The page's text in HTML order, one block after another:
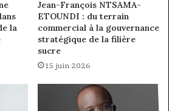
la
Jean-François NTSAMA-
ETOUNDI : du terrain
commercial à la gouvernance
stratégique de la filière
sucre
15 juin 2026